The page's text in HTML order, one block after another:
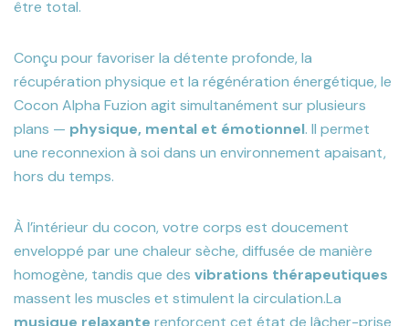
être total.
Conçu pour favoriser la détente profonde, la
récupération physique et la régénération énergétique, le
Cocon Alpha Fuzion agit simultanément sur plusieurs
plans — physique, mental et émotionnel. Il permet
une reconnexion à soi dans un environnement apaisant,
hors du temps.
À l’intérieur du cocon, votre corps est doucement
enveloppé par une chaleur sèche, diffusée de manière
homogène, tandis que des vibrations thérapeutiques
massent les muscles et stimulent la circulation.La
musique relaxante renforcent cet état de lâcher-prise